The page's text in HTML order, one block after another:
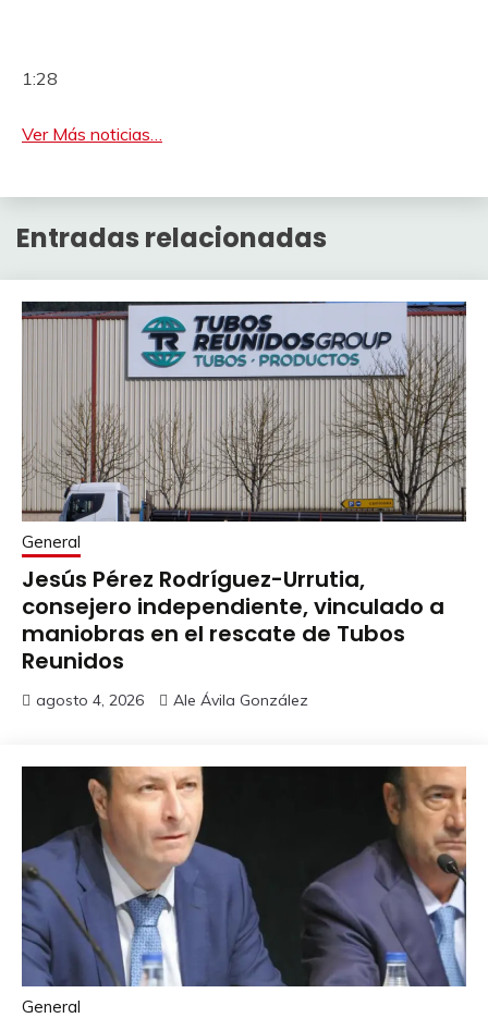
1:28
Ver Más noticias…
Entradas relacionadas
General
Jesús Pérez Rodríguez-Urrutia,
consejero independiente, vinculado a
maniobras en el rescate de Tubos
Reunidos
agosto 4, 2026 Ale Ávila González
General